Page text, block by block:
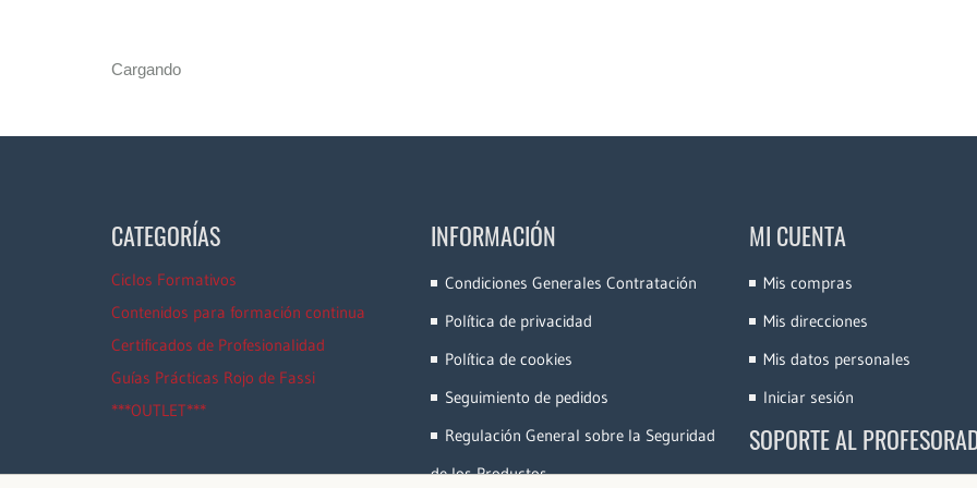
Cargando
CATEGORÍAS
Ciclos Formativos
Contenidos para formación continua
Certificados de Profesionalidad
Guías Prácticas Rojo de Fassi
***OUTLET***
INFORMACIÓN
Condiciones Generales Contratación
Política de privacidad
Política de cookies
Seguimiento de pedidos
Regulación General sobre la Seguridad
de los Productos
MI CUENTA
Mis compras
Mis direcciones
Mis datos personales
Iniciar sesión
SOPORTE AL